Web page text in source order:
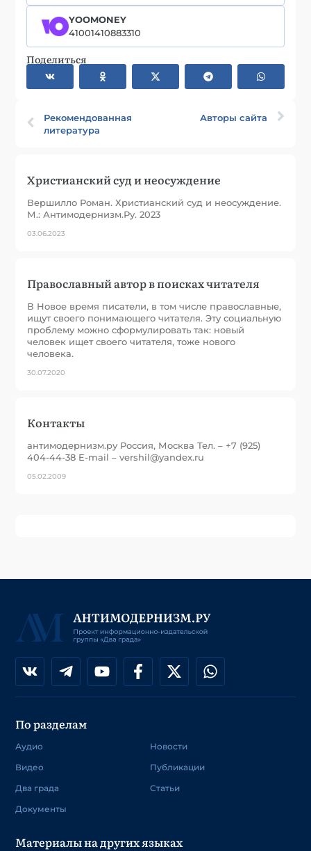
YOOMONEY
41001410883310
Поделиться
Рекомендованная
литература
Авторы сайта
Христианский суд и неосуждение
Вершилло Роман. Христианский суд и неосуждение.
М.: Антимодернизм.Ру. 2023
03.06.2023
Православный автор в поисках читателя
В Новое время писатели, в том числе православные,
ищут своего понимающего читателя. Эту социальную
проблему можно сформулировать так: новый
человек ищет своего читателя, тоже нового
человека.
30.07.2020
Контакты
антимодернизм.ру Россия, Москва Тел. – +7 (925)
404-44-38 E-mail – vershil@yandex.ru
05.02.2009
По разделам
Аудио
Видео
Два града
Документы
Новости
Публикации
Статьи
Материалы на других языках